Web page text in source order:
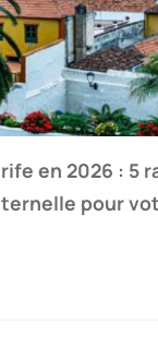
en 2026 : 5
pour